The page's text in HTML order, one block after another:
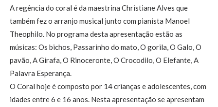
A regência do coral é da maestrina Christiane Alves que
também fez o arranjo musical junto com pianista Manoel
Theophilo. No programa desta apresentação estão as
músicas: Os bichos, Passarinho do mato, O gorila, O Galo, O
pavão, A Girafa, O Rinoceronte, O Crocodilo, O Elefante, A
Palavra Esperança.
O Coral hoje é composto por 14 crianças e adolescentes, com
idades entre 6 e 16 anos. Nesta apresentação se apresentam